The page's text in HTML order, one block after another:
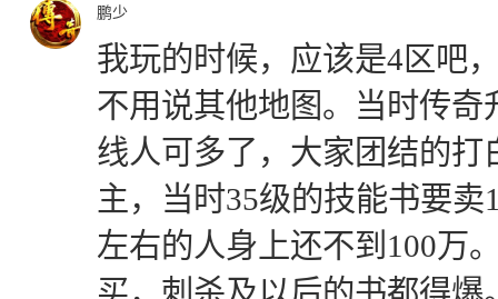
鹏少
我玩的时候，应该是4区吧
不用说其他地图。当时传
线人可多了，大家团结的
主，当时35级的技能书要
左右的人身上还不到100万